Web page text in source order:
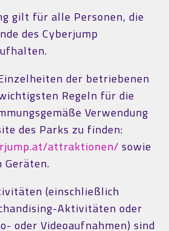
gilt für alle Personen, die
des Cyberjump
der betriebenen
Regeln für die
Verwendung
des Parks zu finden:
attraktionen/ sowie
Geräten.
(einschließlich
Aktivitäten oder
oder Videoaufnahmen) sind